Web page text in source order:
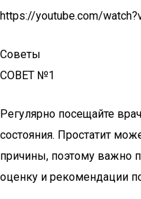
https://youtube.com/
Советы
СОВЕТ №1
Регулярно посещайте
состояния. Простатит
причины, поэтому важно
оценку и рекомендации